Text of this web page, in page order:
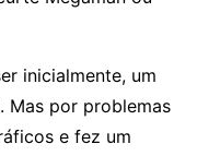
inicialmente, um
Mas por problemas
e fez um